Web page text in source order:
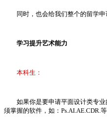
同时，也会给我们整个的留学申
学习提升艺术能力
本科生：
如果你是要申请平面设计类专业
须掌握的软件，如：Ps.AI.AE.CDR.